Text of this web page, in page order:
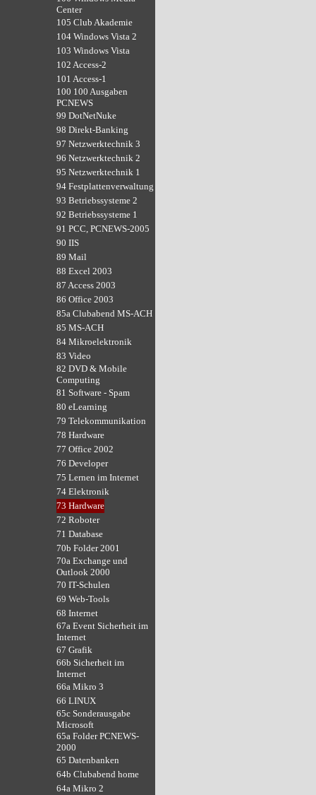
Center
105 Club Akademie
104 Windows Vista 2
103 Windows Vista
102 Access-2
101 Access-1
100 100 Ausgaben
PCNEWS
99 DotNetNuke
98 Direkt-Banking
97 Netzwerktechnik 3
96 Netzwerktechnik 2
95 Netzwerktechnik 1
94 Festplattenverwaltung
93 Betriebssysteme 2
92 Betriebssysteme 1
91 PCC, PCNEWS-2005
90 IIS
89 Mail
88 Excel 2003
87 Access 2003
86 Office 2003
85a Clubabend MS-ACH
85 MS-ACH
84 Mikroelektronik
83 Video
82 DVD & Mobile
Computing
81 Software - Spam
80 eLearning
79 Telekommunikation
78 Hardware
77 Office 2002
76 Developer
75 Lernen im Internet
74 Elektronik
73 Hardware
72 Roboter
71 Database
70b Folder 2001
70a Exchange und
Outlook 2000
70 IT-Schulen
69 Web-Tools
68 Internet
67a Event Sicherheit im
Internet
67 Grafik
66b Sicherheit im
Internet
66a Mikro 3
66 LINUX
65c Sonderausgabe
Microsoft
65a Folder PCNEWS-
2000
65 Datenbanken
64b Clubabend home
64a Mikro 2